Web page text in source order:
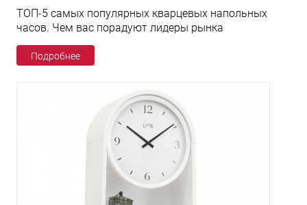
ТОП-5 самых популярных кварцевых напольных
часов. Чем вас порадуют лидеры рынка
Подробнее